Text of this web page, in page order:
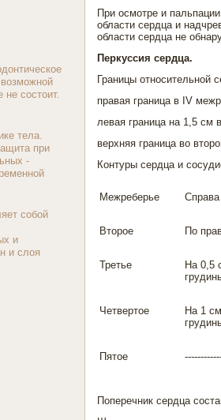
не состоит.
тела.
при
-
собой
и
и слоя
При осмотре и
области сердца и
области сердца не
Перкуссия сердца.
Границы относительной
правая граница в IV
левая граница на 1,5 см
верхняя граница во
Контуры сердца и
Межреберье Справа
Второе По
Третье
На 0,5
Четвертое
На 1
Пятое
Поперечник сердца